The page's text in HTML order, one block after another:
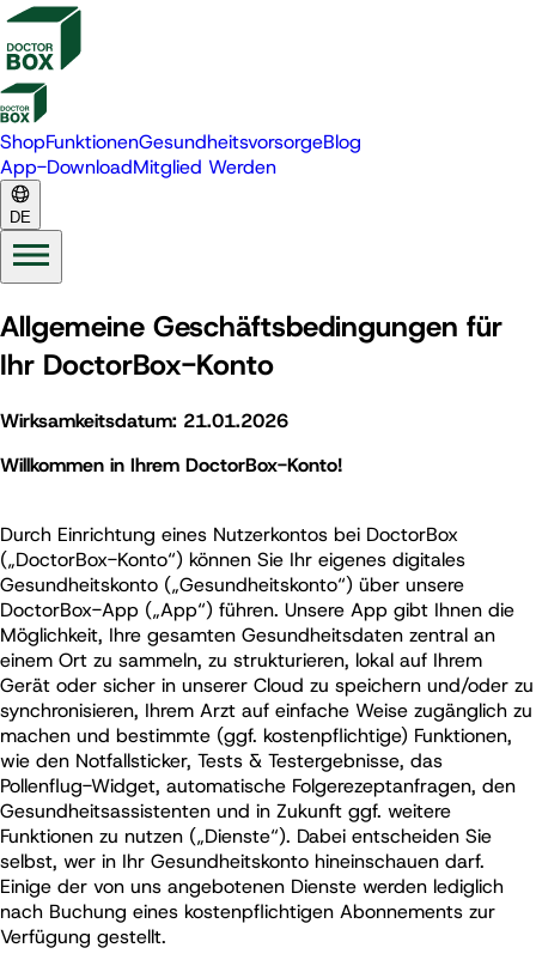
ShopFunktionenGesundheitsvorsorgeBlog
App-DownloadMitglied Werden
DE
Allgemeine Geschäftsbedingungen für
Ihr DoctorBox-Konto
Wirksamkeitsdatum: 21.01.2026
Willkommen in Ihrem DoctorBox-Konto!
Durch Einrichtung eines Nutzerkontos bei DoctorBox
(„DoctorBox-Konto“) können Sie Ihr eigenes digitales
Gesundheitskonto („Gesundheitskonto“) über unsere
DoctorBox-App („App“) führen. Unsere App gibt Ihnen die
Möglichkeit, Ihre gesamten Gesundheitsdaten zentral an
einem Ort zu sammeln, zu strukturieren, lokal auf Ihrem
Gerät oder sicher in unserer Cloud zu speichern und/oder zu
synchronisieren, Ihrem Arzt auf einfache Weise zugänglich zu
machen und bestimmte (ggf. kostenpflichtige) Funktionen,
wie den Notfallsticker, Tests & Testergebnisse, das
Pollenflug-Widget, automatische Folgerezeptanfragen, den
Gesundheitsassistenten und in Zukunft ggf. weitere
Funktionen zu nutzen („Dienste“). Dabei entscheiden Sie
selbst, wer in Ihr Gesundheitskonto hineinschauen darf.
Einige der von uns angebotenen Dienste werden lediglich
nach Buchung eines kostenpflichtigen Abonnements zur
Verfügung gestellt.